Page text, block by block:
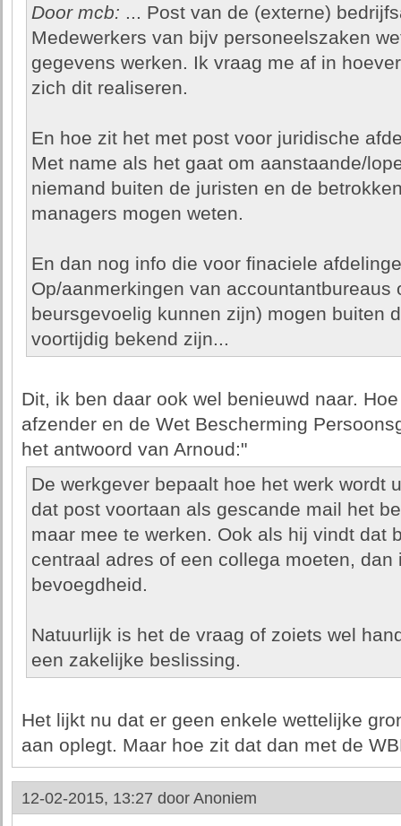
Door mcb: ... Post van de (externe)
Medewerkers van bijv personeelszaken
gegevens werken. Ik vraag me af in
zich dit realiseren.
En hoe zit het met post voor juridische
Met name als het gaat om aanstaande/
niemand buiten de juristen en de
managers mogen weten.
En dan nog info die voor finaciele
Op/aanmerkingen van accountantbureaus
beursgevoelig kunnen zijn) mogen buiten
voortijdig bekend zijn...
Dit, ik ben daar ook wel benieuwd naar.
afzender en de Wet Bescherming
het antwoord van Arnoud:"
De werkgever bepaalt hoe het werk wordt
dat post voortaan als gescande mail het
maar mee te werken. Ook als hij vindt dat
centraal adres of een collega moeten,
bevoegdheid.
Natuurlijk is het de vraag of zoiets wel
een zakelijke beslissing.
Het lijkt nu dat er geen enkele wettelijke
aan oplegt. Maar hoe zit dat dan met de
12-02-2015, 13:27 door Anoniem